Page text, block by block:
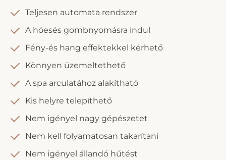
Teljesen automata rendszer
A hóesés gombnyomásra indul
Fény-és hang effektekkel kérhető
Könnyen üzemeltethető
A spa arculatához alakítható
Kis helyre telepíthető
Nem igényel nagy gépészetet
Nem kell folyamatosan takarítani
Nem igényel állandó hűtést